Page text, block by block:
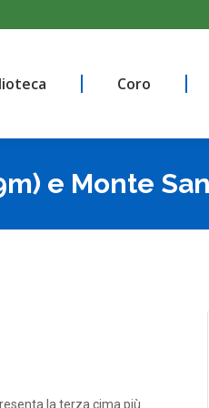
Coro
e Monte
la terza cima più